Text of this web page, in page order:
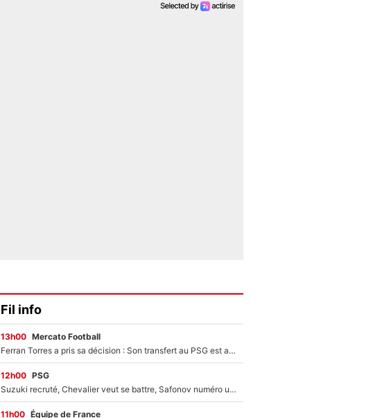
Fil info
13h00 Mercato Football
Ferran Torres a pris sa décision : Son transfert au PSG est annoncé en Espagne !
12h00 PSG
Suzuki recruté, Chevalier veut se battre, Safonov numéro un… Le PSG se lance encore dans un gros chantier pour le poste de gardien de but
11h00 Équipe de France